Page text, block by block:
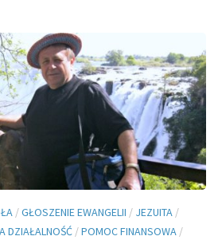
/GŁOSZENIE EWANGELII / JEZUITA /
DZIAŁALNOŚĆ /POMOC FINANSOWA /